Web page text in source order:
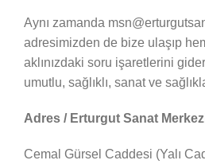
Aynı zamanda
adresimizden de bize ulaşıp
aklınızdaki soru işaretlerini
umutlu, sağlıklı, sanat ve
Adres / Erturgut Sanat
Cemal Gürsel Caddesi (Yalı